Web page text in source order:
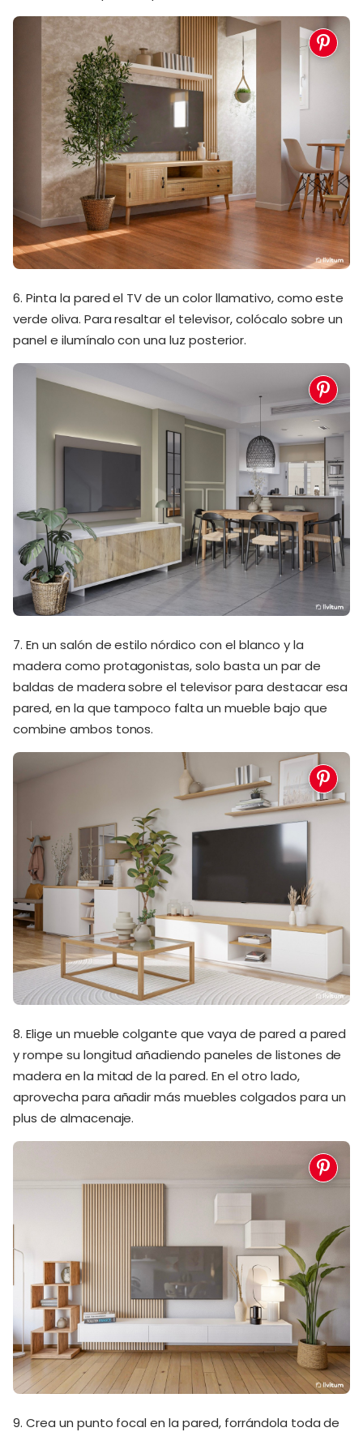
6. Pinta la pared el TV de un color llamativo, como este
verde oliva. Para resaltar el televisor, colócalo sobre un
panel e ilumínalo con una luz posterior.
7. En un salón de estilo nórdico con el blanco y la
madera como protagonistas, solo basta un par de
baldas de madera sobre el televisor para destacar esa
pared, en la que tampoco falta un mueble bajo que
combine ambos tonos.
8. Elige un mueble colgante que vaya de pared a pared
y rompe su longitud añadiendo paneles de listones de
madera en la mitad de la pared. En el otro lado,
aprovecha para añadir más muebles colgados para un
plus de almacenaje.
9. Crea un punto focal en la pared, forrándola toda de